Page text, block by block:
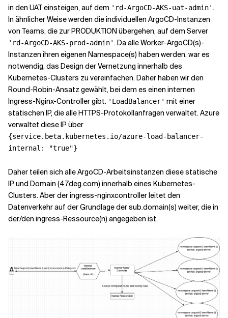
in den UAT einsteigen, auf dem 'rd-ArgoCD-AKS-uat-admin'.
In ähnlicher Weise werden die individuellen ArgoCD-Instanzen
von Teams, die zur PRODUKTION übergehen, auf dem Server
'rd-ArgoCD-AKS-prod-admin'. Da alle Worker-ArgoCD(s)-
Instanzen ihren eigenen Namespace(s) haben werden, war es
notwendig, das Design der Vernetzung innerhalb des
Kubernetes-Clusters zu vereinfachen. Daher haben wir den
Round-Robin-Ansatz gewählt, bei dem es einen internen
Ingress-Nginx-Controller gibt. 'LoadBalancer' mit einer
statischen IP, die alle HTTPS-Protokollanfragen verwaltet. Azure
verwaltet diese IP über
{service.beta.kubernetes.io/azure-load-balancer-
internal: "true"}
Daher teilen sich alle ArgoCD-Arbeitsinstanzen diese statische
IP und Domain (47deg.com) innerhalb eines Kubernetes-
Clusters. Aber der ingress-nginxcontroller leitet den
Datenverkehr auf der Grundlage der sub.domain(s) weiter, die in
der/den ingress-Ressource(n) angegeben ist.